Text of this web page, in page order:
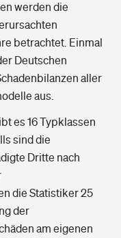
werden die
betrachtet. Einmal
Deutschen
aller
aus.
es 16 Typklassen
sind die
Dritte nach
die Statistiker 25
der
am eigenen